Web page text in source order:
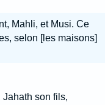
Mahli, et Musi. Ce
selon [les maisons]
son fils,